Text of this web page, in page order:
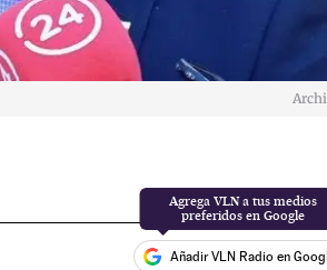
Añadir VLN Radio en